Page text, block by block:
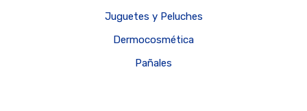
Juguetes y Peluches
Dermocosmética
Pañales